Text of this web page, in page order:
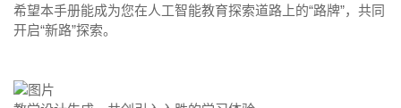
希望本手册能成为您在人工智能教育探索道路上的“路牌”，共同
开启“新路”探索。